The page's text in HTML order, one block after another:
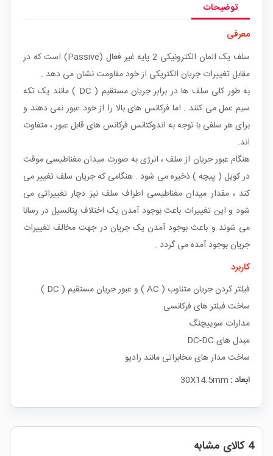
توضیحات
معرفی
سلف یک المان الکترونیکی 2 پایه غیر فعال (Passive) است که در
مقابل تغییرات جریان الکتریکی از خود مقاومت نشان می دهد .
به طور کلی سلف ها در برابر جریان مستقیم ( DC ) مانند یک تکه
سیم عمل می کنند . اما فرکانس های بالا را از خود عبور نمی دهند و
برای هر سلفی با توجه به اندوکتانس فرکانس های قابل عبور ، متفاوت
اند.
هنگام عبور جریان از سلف ، انرژی به صورت میدان مغناطیسی موقت
در کویل ( پیچه ) ذخیره می شود . هنگامی که جریان سلف تغییر می
کند ، مقدار میدان مغناطیسی اطراف سلف نیز دچار تغییراتی می
شود و این تغییرات باعث بوجود آمدن یک اختلاف پتانسیل در رسانا
می شوند و باعث بوجود آمدن یک جریان در جهت مخالف تغییرات
جریان بوجود آمده می گردد .
کاربرد
فیلتر کردن جریان متناوب ( AC ) و عبور جریان مستقیم ( DC )
ساخت فیلتر های فرکانسی
مدارات سوییچنگ
مبدل های DC-DC
ساخت مدار های مخابراتی مانند رادیو
ابعاد : 30X14.5mm
4 کالای مشابه